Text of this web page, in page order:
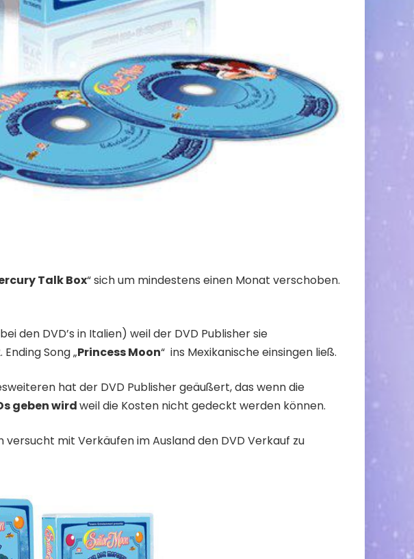
Talk Box“ sich um mindestens einen Monat verschoben.
den DVD’s in Italien) weil der DVD Publisher sie
Song „Princess Moon“ ins Mexikanische einsingen ließ.
hat der DVD Publisher geäußert, das wenn die
geben wirdweil die Kosten nicht gedeckt werden können.
mit Verkäufen im Ausland den DVD Verkauf zu